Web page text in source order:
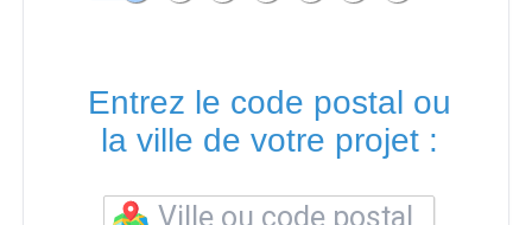
Entrez le code postal ou
la ville de votre projet :